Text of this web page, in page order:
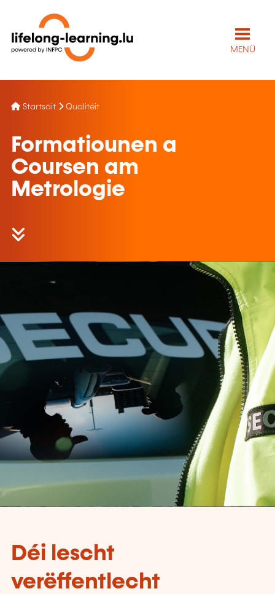
MENÜ
Startsäit Qualitéit
Formatiounen a
Coursen am
Metrologie
Déi lescht
verëffentlecht